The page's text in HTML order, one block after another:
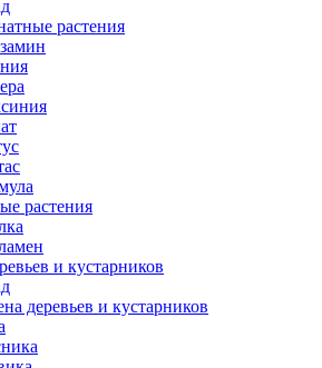
растения
растения
и кустарников
деревьев и кустарников